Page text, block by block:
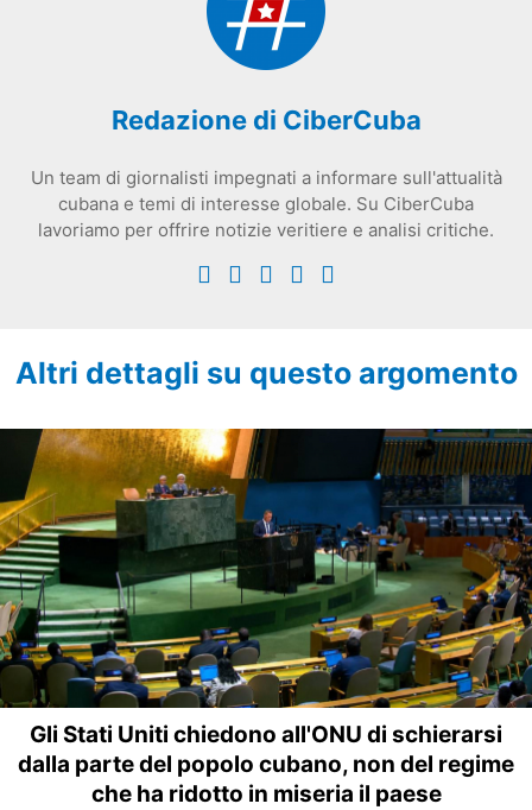
Redazione di CiberCuba
Un team di giornalisti impegnati a informare sull'attualità
cubana e temi di interesse globale. Su CiberCuba
lavoriamo per offrire notizie veritiere e analisi critiche.
Altri dettagli su questo argomento
Gli Stati Uniti chiedono all'ONU di schierarsi
dalla parte del popolo cubano, non del regime
che ha ridotto in miseria il paese